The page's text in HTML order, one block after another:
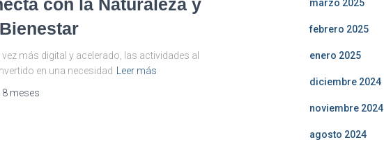
con la Naturaleza y
más digital y acelerado, las actividades al
en una necesidad
Leer más
8 meses
marzo 2025
febrero 2025
enero 2025
diciembre 2024
noviembre 2024
agosto 2024